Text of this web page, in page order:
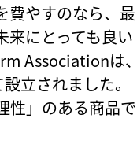
費やすのなら、最
来にとっても良い
Associationは、
立されました。
性」のある商品で